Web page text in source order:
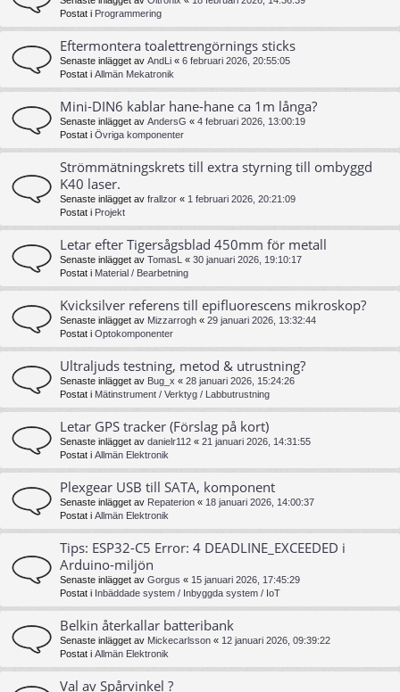
Postat i Programmering
Eftermontera toalettrengörnings sticks
Senaste inlägget av AndLi « 6 februari 2026, 20:55:05
Postat i Allmän Mekatronik
Mini-DIN6 kablar hane-hane ca 1m långa?
Senaste inlägget av AndersG « 4 februari 2026, 13:00:19
Postat i Övriga komponenter
Strömmätningskrets till extra styrning till ombyggd
K40 laser.
Senaste inlägget av frallzor « 1 februari 2026, 20:21:09
Postat i Projekt
Letar efter Tigersågsblad 450mm för metall
Senaste inlägget av TomasL « 30 januari 2026, 19:10:17
Postat i Material / Bearbetning
Kvicksilver referens till epifluorescens mikroskop?
Senaste inlägget av Mizzarrogh « 29 januari 2026, 13:32:44
Postat i Optokomponenter
Ultraljuds testning, metod & utrustning?
Senaste inlägget av Bug_x « 28 januari 2026, 15:24:26
Postat i Mätinstrument / Verktyg / Labbutrustning
Letar GPS tracker (Förslag på kort)
Senaste inlägget av danielr112 « 21 januari 2026, 14:31:55
Postat i Allmän Elektronik
Plexgear USB till SATA, komponent
Senaste inlägget av Repaterion « 18 januari 2026, 14:00:37
Postat i Allmän Elektronik
Tips: ESP32-C5 Error: 4 DEADLINE_EXCEEDED i
Arduino-miljön
Senaste inlägget av Gorgus « 15 januari 2026, 17:45:29
Postat i Inbäddade system / Inbyggda system / IoT
Belkin återkallar batteribank
Senaste inlägget av Mickecarlsson « 12 januari 2026, 09:39:22
Postat i Allmän Elektronik
Val av Spårvinkel ?